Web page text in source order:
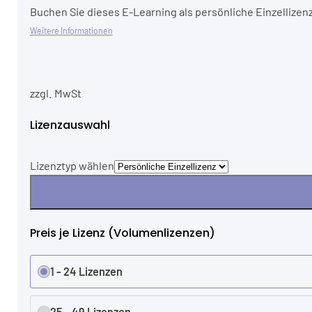
Buchen Sie dieses E-Learning als persönliche
Weitere Informationen
zzgl. MwSt
Lizenzauswahl
Lizenztyp wählen
Preis je Lizenz (Volumenlizenzen)
1 - 24 Lizenzen